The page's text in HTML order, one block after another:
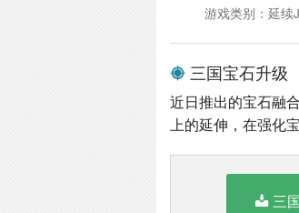
游戏类别：延续
三国宝石升级
近日推出的宝石融
上的延伸，在强化
三